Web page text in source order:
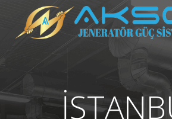
İçeriğe
geç